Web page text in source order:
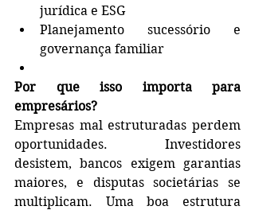
jurídica e ESG
Planejamento sucessório e
governança familiar
Por que isso importa para
empresários?
Empresas mal estruturadas perdem
oportunidades. Investidores
desistem, bancos exigem garantias
maiores, e disputas societárias se
multiplicam. Uma boa estrutura